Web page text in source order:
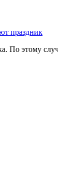
праздник
По этому